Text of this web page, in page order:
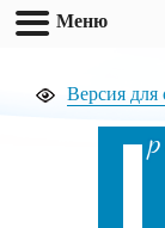
Версия для
Меню